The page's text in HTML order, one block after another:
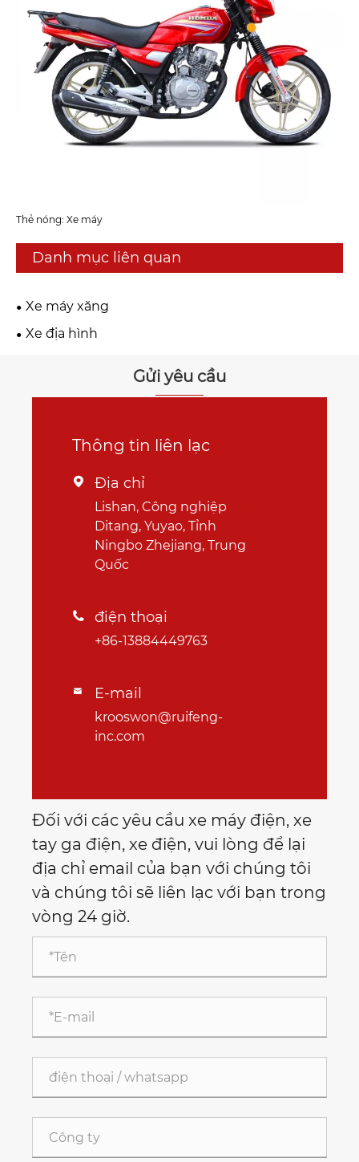
Thẻ nóng: Xe máy
Danh mục liên quan
Xe máy xăng
Xe địa hình
Gửi yêu cầu
Thông tin liên lạc
 Địa chỉ
Lishan, Công nghiệp
Ditang, Yuyao, Tỉnh
Ningbo Zhejiang, Trung
Quốc
 điện thoại
+86-13884449763
 E-mail
krooswon@ruifeng-
inc.com
Đối với các yêu cầu xe máy điện, xe
tay ga điện, xe điện, vui lòng để lại
địa chỉ email của bạn với chúng tôi
và chúng tôi sẽ liên lạc với bạn trong
vòng 24 giờ.